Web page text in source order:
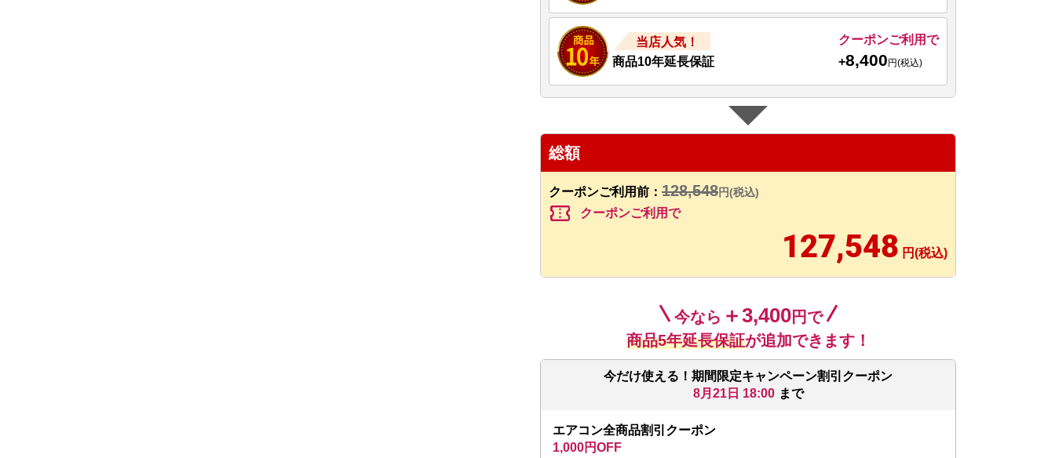
当店人気！
商品10年延長保証
クーポンご利用で
+8,400円(税込)
総額
クーポンご利用前： 128,548円(税込)
confirmation_number クーポンご利用で
127,548 円(税込)
今なら ＋3,400円で
商品5年延長保証が追加できます！
今だけ使える！期間限定キャンペーン割引クーポン
8月21日 18:00 まで
エアコン全商品割引クーポン
1,000円OFF